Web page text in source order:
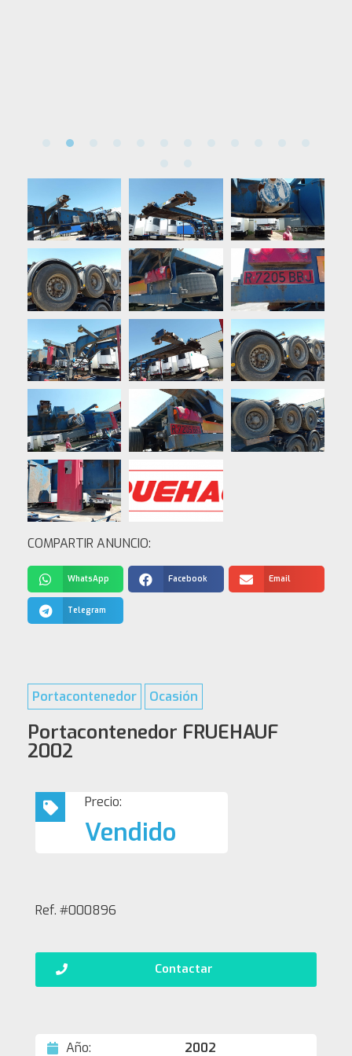
COMPARTIR ANUNCIO:
WhatsApp Facebook Email
Telegram
Portacontenedor Ocasión
Portacontenedor FRUEHAUF
2002
Precio:
Vendido
Ref. #000896
Contactar
Año: 2002